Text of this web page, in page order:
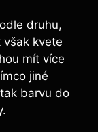
druhu,
však kvete
mít více
jiné
barvu do